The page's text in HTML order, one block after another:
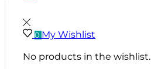
0 My Wishlist
No products in the wishlist.